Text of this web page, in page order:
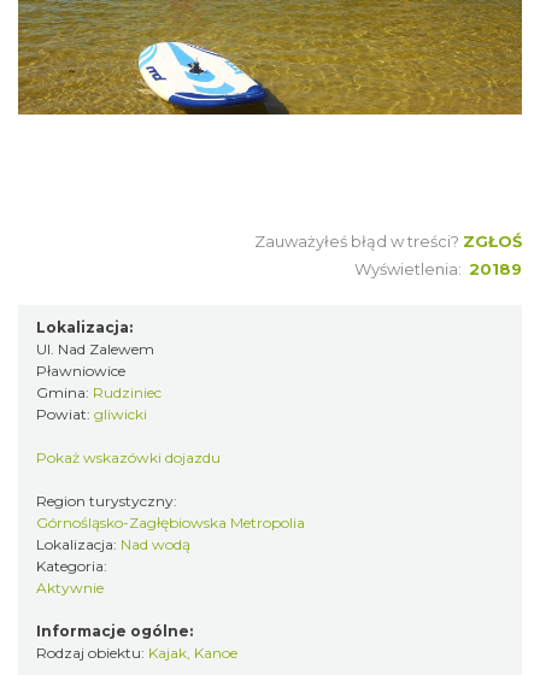
Zauważyłeś błąd w treści? ZGŁOŚ
Wyświetlenia: 20189
Lokalizacja:
Ul. Nad Zalewem
Pławniowice
Gmina: Rudziniec
Powiat: gliwicki
Pokaż wskazówki dojazdu
Region turystyczny:
Górnośląsko-Zagłębiowska Metropolia
Lokalizacja: Nad wodą
Kategoria:
Aktywnie
Informacje ogólne:
Rodzaj obiektu: Kajak, Kanoe